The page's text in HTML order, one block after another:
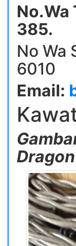
385.
No Wa
6010
Email: